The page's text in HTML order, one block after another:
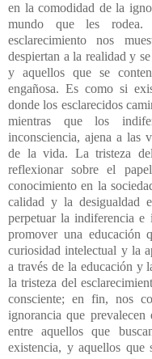
en la comodidad de la
mundo que les
esclarecimiento nos
despiertan a la realidad y
y aquellos que se
engañosa. Es como si
donde los esclarecidos
mientras que los
inconsciencia, ajena a las
de la vida. La tristeza
reflexionar sobre el
conocimiento en la
calidad y la desigualdad
perpetuar la indiferencia e
promover una educación
curiosidad intelectual y la
a través de la educación y
la tristeza del
consciente; en fin, nos
ignorancia que
entre aquellos que
existencia, y aquellos que